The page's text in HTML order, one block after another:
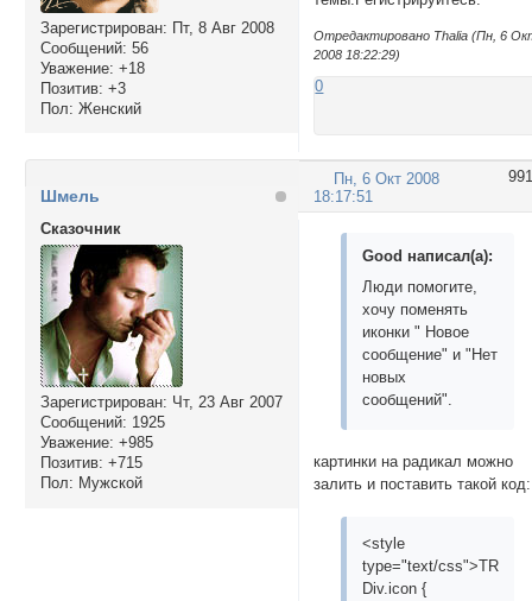
Зарегистрирован: Пт, 8 Авг 2008
Сообщений: 56
Уважение: +18
Позитив: +3
Пол: Женский
Отредактировано Thalia (Пн, 6
2008 18:22:29)
0
991
Пн, 6 Окт 2008
18:17:51
Шмель
Сказочник
Зарегистрирован: Чт, 23 Авг 2007
Сообщений: 1925
Уважение: +985
Позитив: +715
Пол: Мужской
Good написал(а):
Люди помогите,
хочу поменять
иконки " Новое
сообщение" и "Нет
новых
сообщений".
картинки на радикал можно
залить и поставить такой код:
<style
type="text/
Div.icon {